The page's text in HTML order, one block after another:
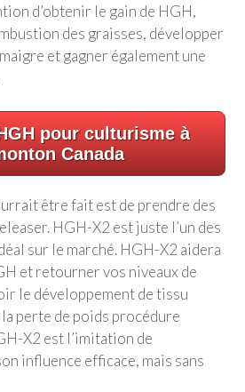
d’obtenir le gain de HGH,
des graisses, développer
et gagner également une
pour culturisme à
Canada
être fait est de prendre des
HGH-X2 est juste l’un des
sur le marché. HGH-X2 aidera
et retourner vos niveaux de
le développement de tissu
perte de poids procédure
X2 est l’imitation de
influence efficace, mais sans